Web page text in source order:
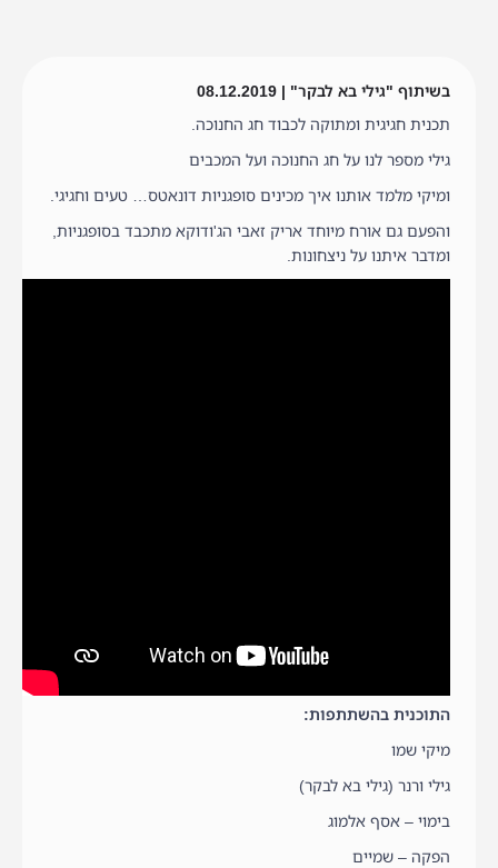
בשיתוף "גילי בא לבקר" | 08.12.2019
תכנית חגיגית ומתוקה לכבוד חג החנוכה.
גילי מספר לנו על חג החנוכה ועל המכבים
ומיקי מלמד אותנו איך מכינים סופגניות דונאטס… טעים וחגיגי.
והפעם גם אורח מיוחד אריק זאבי הג'ודוקא מתכבד בסופגניות,
ומדבר איתנו על ניצחונות.
התוכנית בהשתתפות:
מיקי שמו
גילי ורנר (גילי בא לבקר)
בימוי – אסף אלמוג
הפקה – שמיים